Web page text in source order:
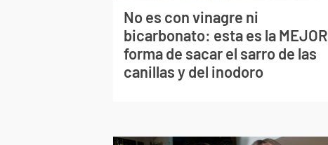
No es con vinagre ni
bicarbonato: esta es la MEJOR
forma de sacar el sarro de las
canillas y del inodoro